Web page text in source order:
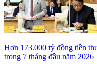
Hơn 173.000 tỷ đồng tiền
trong 7 tháng đầu năm 2026